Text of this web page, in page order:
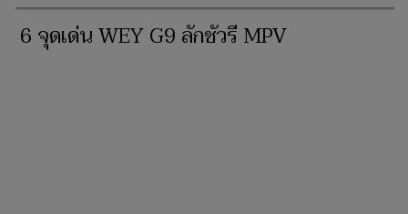
6 จุดเด่น WEY G9 ลักชัวรี MPV